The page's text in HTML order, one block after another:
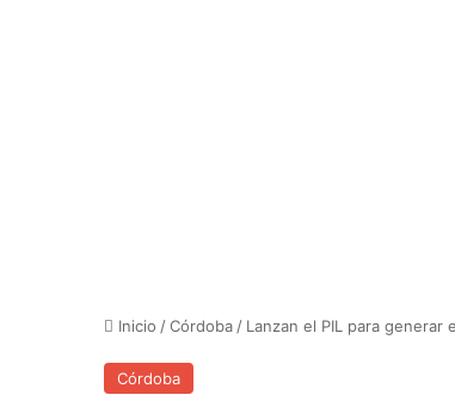
Inicio /Córdoba / Lanzan el PIL para
Córdoba